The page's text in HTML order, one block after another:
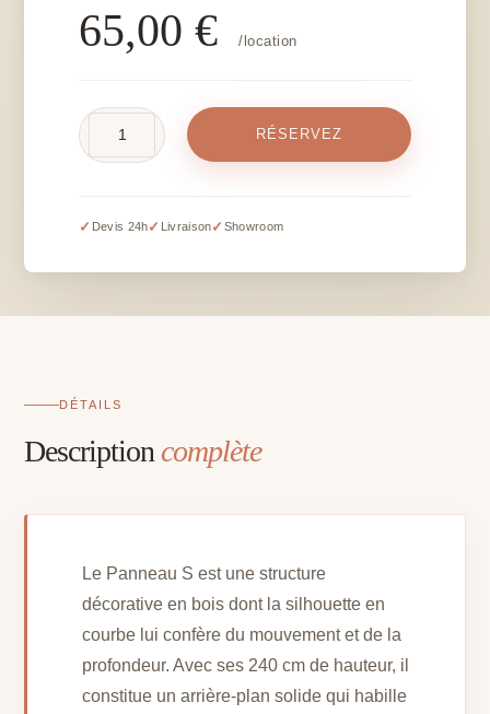
65,00€ /location
RÉSERVEZ
✓ Devis 24h✓ Livraison✓ Showroom
DÉTAILS
Description complète
Le Panneau S est une structure
décorative en bois dont la silhouette en
courbe lui confère du mouvement et de la
profondeur. Avec ses 240 cm de hauteur, il
constitue un arrière-plan solide qui habille